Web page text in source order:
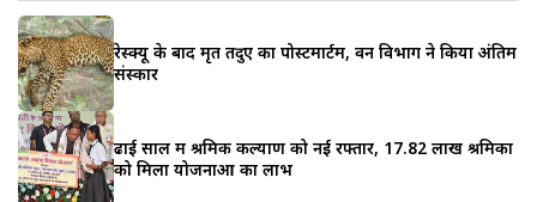
रेस्क्यू के बाद मृत तेंदुए का पोस्टमार्टम, वन विभाग ने किया अंतिम
संस्कार
ढाई साल में श्रमिक कल्याण को नई रफ्तार, 17.82 लाख श्रमिकों
को मिला योजनाओं का लाभ